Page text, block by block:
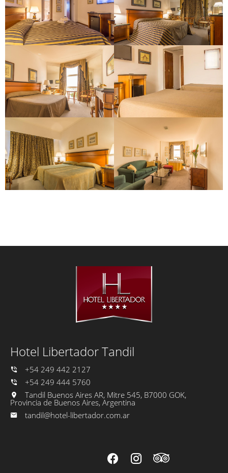
Hotel Libertador Tandil
+54 249 442 2127
+54 249 444 5760
Tandil Buenos Aires AR, Mitre 545, B7000 GOK,
Provincia de Buenos Aires, Argentina
tandil@hotel-libertador.com.ar